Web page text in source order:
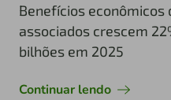
Benefícios econômicos
associados crescem
bilhões em 2025
Continuar lendo